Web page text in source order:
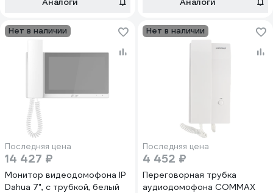
Нет в наличии
Последняя цена
14 427 ₽
Монитор видеодомофона IP
Dahua 7", с трубкой, белый
Нет в наличии
Последняя цена
4 452 ₽
Переговорная трубка
аудиодомофона COMMAX